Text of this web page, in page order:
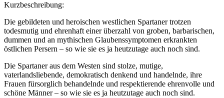
Kurzbeschreibung:
Die gebildeten und heroischen westlichen Spartaner trotzen
todesmutig und ehrenhaft einer überzahl von groben, barbarischen,
dummen und an mythischen Glaubenssymptomen erkrankten
östlichen Persern – so wie sie es ja heutzutage auch noch sind.
Die Spartaner aus dem Westen sind stolze, mutige,
vaterlandsliebende, demokratisch denkend und handelnde, ihre
Frauen fürsorglich behandelnde und respektierende ehrenvolle und
schöne Männer – so wie sie es ja heutzutage auch noch sind.